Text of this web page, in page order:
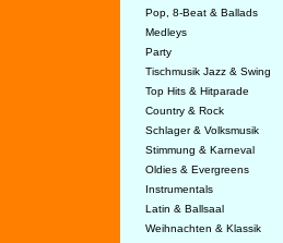
Pop, 8-Beat & Ballads
Medleys
Party
Tischmusik Jazz & Swing
Top Hits & Hitparade
Country & Rock
Schlager & Volksmusik
Stimmung & Karneval
Oldies & Evergreens
Instrumentals
Latin & Ballsaal
Weihnachten & Klassik